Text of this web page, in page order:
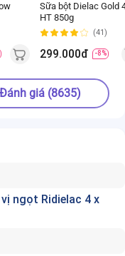
Sữa bột Dielac Gold
HT 850g
(41)
299.000đ -8%
Đánh giá (8635)
ngọt Ridielac 4 x